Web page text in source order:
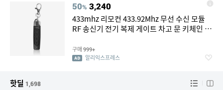
50% 3,240
433mhz 리모컨 433.92Mhz 무선 수신 모듈
RF 송신기 전기 복제 게이트 차고 문 키체인 포
구매 999+
알리익스프레스
핫딜 1,698